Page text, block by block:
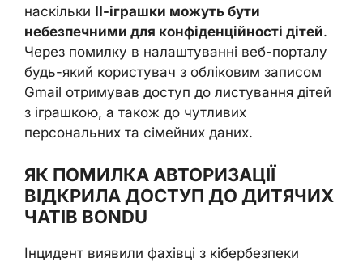
наскільки ІІ-іграшки можуть бути
небезпечними для конфіденційності дітей.
Через помилку в налаштуванні веб-порталу
будь-який користувач з обліковим записом
Gmail отримував доступ до листування дітей
з іграшкою, а також до чутливих
персональних та сімейних даних.
ЯК ПОМИЛКА АВТОРИЗАЦІЇ
ВІДКРИЛА ДОСТУП ДО ДИТЯЧИХ
ЧАТІВ BONDU
Інцидент виявили фахівці з кібербезпеки